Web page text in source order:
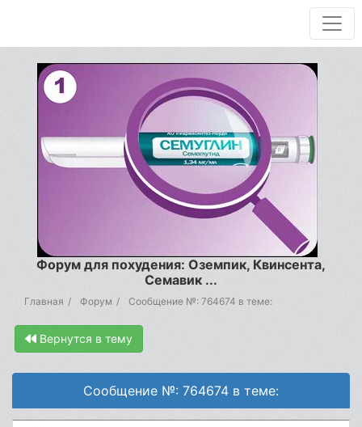
Форум для похудения: Оземпик, Квинсента,
Семавик ...
Главная Форум Сообщение №: 764674 в теме:
Вернутся в тему
Сообщение №: 764674 в теме: